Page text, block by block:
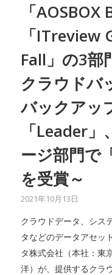
「
「ITreview
Fall」の3部
クラウドバ
バックアッ
「Leader
ージ部門で
を受賞～
2021年10月13日
クラウドデータ、シス
タなどのデータアセッ
タ株式会社（本社：
洋）が、提供するクラ